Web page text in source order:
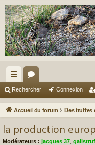
ac
co
ci
or
u
Rechercher Connexion
Accueil du forum
la production
Modérateurs : jacques 37